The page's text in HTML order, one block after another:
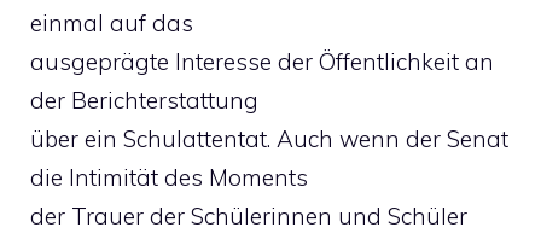
einmal auf das
ausgeprägte Interesse der Öffentlichkeit an
der Berichterstattung
über ein Schulattentat. Auch wenn der Senat
die Intimität des Moments
der Trauer der Schülerinnen und Schüler